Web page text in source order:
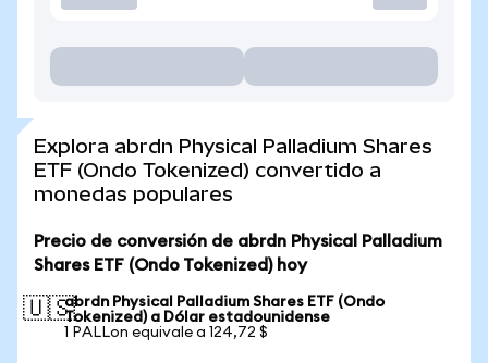
Explora abrdn Physical Palladium Shares
ETF (Ondo Tokenized) convertido a
monedas populares
Precio de conversión de abrdn Physical Palladium
Shares ETF (Ondo Tokenized) hoy
🇺🇸abrdn Physical Palladium Shares ETF (Ondo
Tokenized) a Dólar estadounidense
1 PALLon equivale a 124,72 $